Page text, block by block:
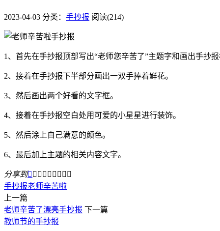
2023-04-03 分类： 手抄报 阅读(214)
1、首先在手抄报顶部写出“老师您辛苦了”主题字和画出手抄
2、接着在手抄报下半部分画出一双手捧着鲜花。
3、然后画出两个好看的文字框。
4、接着在手抄报空白处用可爱的小星星进行装饰。
5、然后涂上自己满意的颜色。
6、最后加上主题的相关内容文字。
分享到        
手抄报老师辛苦啦
上一篇
老师辛苦了漂亮手抄报 下一篇
教师节的手抄报